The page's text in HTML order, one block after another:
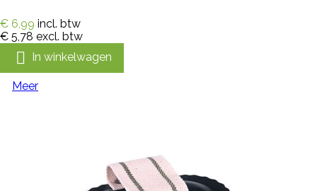
€ 6,99 incl. btw
€ 5,78 excl. btw
 In winkelwagen
Meer